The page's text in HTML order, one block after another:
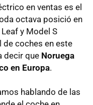
en ventas es el
octava posició en
y Model S
de coches en este
decir que Noruega
en Europa.
hablando de las